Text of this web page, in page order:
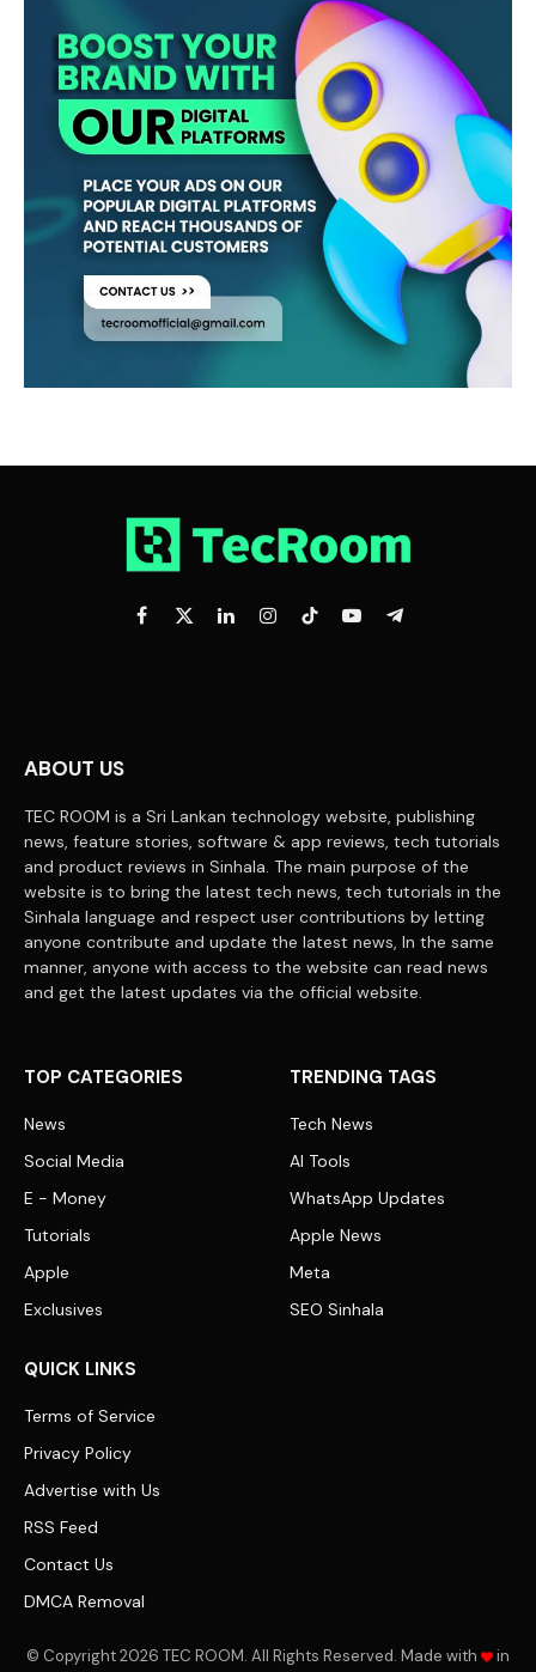
Facebook
X
LinkedInInstagram
TikTokYouTubeTelegram
ABOUT US
TEC ROOM is a Sri Lankan technology website, publishing
news, feature stories, software & app reviews, tech tutorials
and product reviews in Sinhala. The main purpose of the
website is to bring the latest tech news, tech tutorials in the
Sinhala language and respect user contributions by letting
anyone contribute and update the latest news, In the same
manner, anyone with access to the website can read news
and get the latest updates via the official website.
TOP CATEGORIES
News
Social Media
E - Money
Tutorials
Apple
Exclusives
TRENDING TAGS
Tech News
AI Tools
WhatsApp Updates
Apple News
Meta
SEO Sinhala
QUICK LINKS
Terms of Service
Privacy Policy
Advertise with Us
RSS Feed
Contact Us
DMCA Removal
© Copyright 2026 TEC ROOM. All Rights Reserved. Made with
in